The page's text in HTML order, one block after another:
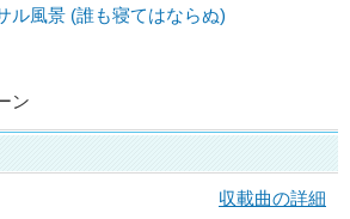
ル風景 (誰も寝てはならぬ)
ン
収載曲の詳細